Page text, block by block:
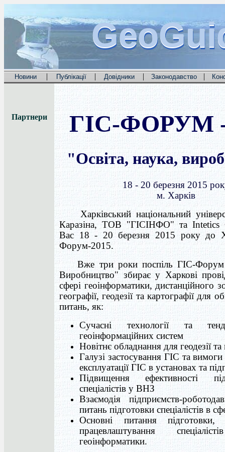
Новини | Публікації | Довідники | Законодавство |
Партнери ГІС-ФОРУМ -
"Освіта, наука,
18 - 20 березня 2015
м. Харків
Харківський національний
Каразіна, ТОВ "ГІСІНФО" та Intetics
Вас 18 - 20 березня 2015 року до
Форум-2015.
Вже три роки поспіль ГІС-Форум
Виробництво" збирає у Харкові
сфері геоінформатики, дистанційного
географії, геодезії та картографії для
питань, як:
Сучасні технології та
геоінформаційних систем
Новітнє обладнання для геодезії та
Галузі застосування ГІС та вимоги
експлуатації ГІС в установах та
Підвищення ефективності
спеціалістів у ВНЗ
Взаємодія підприємств-
питань підготовки спеціалістів в
Основні питання підготовки,
працевлаштування
геоінформатики.